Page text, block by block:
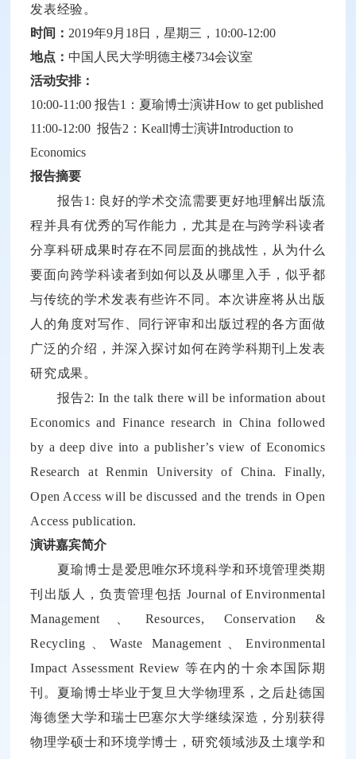
发表经验。
时间： 2019年9月18日，星期三，10:00-12:00
地点： 中国人民大学明德主楼734会议室
活动安排：
10:00-11:00 报告1：夏瑜博士演讲How to get published
11:00-12:00 报告2：Keall博士演讲Introduction to
Economics
报告摘要
报告1: 良好的学术交流需要更好地理解出版流
程并具有优秀的写作能力，尤其是在与跨学科读者
分享科研成果时存在不同层面的挑战性，从为什么
要面向跨学科读者到如何以及从哪里入手，似乎都
与传统的学术发表有些许不同。本次讲座将从出版
人的角度对写作、同行评审和出版过程的各方面做
广泛的介绍，并深入探讨如何在跨学科期刊上发表
研究成果。
报告2: In the talk there will be information about
Economics and Finance research in China followed
by a deep dive into a publisher’s view of Economics
Research at Renmin University of China. Finally,
Open Access will be discussed and the trends in Open
Access publication.
演讲嘉宾简介
夏瑜博士是爱思唯尔环境科学和环境管理类期
刊出版人，负责管理包括 Journal of Environmental
Management、Resources, Conservation &
Recycling、Waste Management、Environmental
Impact Assessment Review 等在内的十余本国际期
刊。夏瑜博士毕业于复旦大学物理系，之后赴德国
海德堡大学和瑞士巴塞尔大学继续深造，分别获得
物理学硕士和环境学博士，研究领域涉及土壤学和